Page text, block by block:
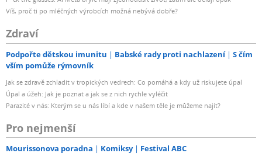
Víš, proč ti po mléčných výrobcích možná nebývá dobře?
Zdraví
Podpořte dětskou imunitu Babské rady proti nachlazení
S čím
vším pomůže rýmovník
Jak se zdravě zchladit v tropických vedrech: Co pomáhá a kdy už riskujete úpal
Úpal a úžeh: Jak je poznat a jak se z nich rychle vyléčit
Parazité v nás: Kterým se u nás líbí a kde v našem těle je můžeme najít?
Pro nejmenší
Mourissonova poradna Komiksy Festival ABC